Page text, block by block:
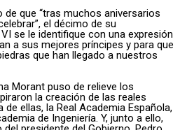
de que “tras muchos aniversarios
el décimo de su
se le identifique con una expresión
a sus mejores príncipes y para que
que han llegado a nuestros
Morant puso de relieve los
la creación de las reales
ellas, la Real Academia Española,
de Ingeniería. Y, junto a ello,